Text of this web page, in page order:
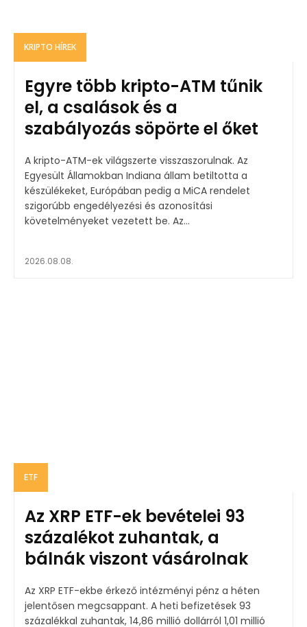
KRIPTO HÍREK
Egyre több kripto-ATM tűnik
el, a csalások és a
szabályozás söpörte el őket
A kripto-ATM-ek világszerte visszaszorulnak. Az
Egyesült Államokban Indiana állam betiltotta a
készülékeket, Európában pedig a MiCA rendelet
szigorúbb engedélyezési és azonosítási
követelményeket vezetett be. Az...
2026.08.08.
ETF
Az XRP ETF-ek bevételei 93
százalékot zuhantak, a
bálnák viszont vásárolnak
Az XRP ETF-ekbe érkező intézményi pénz a héten
jelentősen megcsappant. A heti befizetések 93
százalékkal zuhantak, 14,86 millió dollárról 1,01 millió